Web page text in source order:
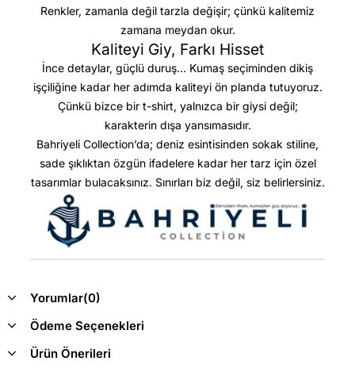
Renkler, zamanla değil tarzla değişir; çünkü kalitemiz
zamana meydan okur.
Kaliteyi Giy, Farkı Hisset
İnce detaylar, güçlü duruş… Kumaş seçiminden dikiş
işçiliğine kadar her adımda kaliteyi ön planda tutuyoruz.
Çünkü bizce bir t-shirt, yalnızca bir giysi değil;
karakterin dışa yansımasıdır.
Bahriyeli Collection’da; deniz esintisinden sokak stiline,
sade şıklıktan özgün ifadelere kadar her tarz için özel
tasarımlar bulacaksınız. Sınırları biz değil, siz belirlersiniz.
Yorumlar(0)
Ödeme Seçenekleri
Ürün Önerileri